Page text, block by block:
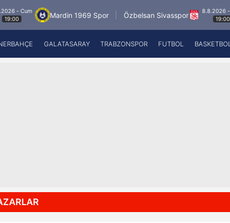
Mardin 1969 Spor Özbelsan Sivasspor
8.8.2026 - Cum
19:00
GALATASARAY TRABZONSPOR FUTBOL BASKETBOL